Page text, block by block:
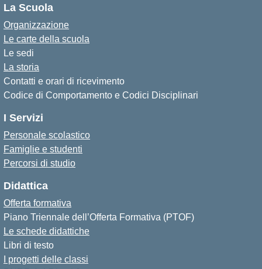
La Scuola
Organizzazione
Le carte della scuola
Le sedi
La storia
Contatti e orari di ricevimento
Codice di Comportamento e Codici Disciplinari
I Servizi
Personale scolastico
Famiglie e studenti
Percorsi di studio
Didattica
Offerta formativa
Piano Triennale dell’Offerta Formativa (PTOF)
Le schede didattiche
Libri di testo
I progetti delle classi